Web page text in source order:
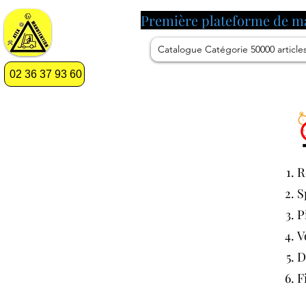
Catalogue Catégorie 50000
02 36 37 93 60
Première plateforme de